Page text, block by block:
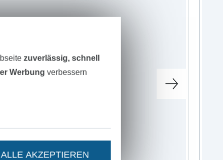
zuverlässig, schnell
Werbung verbessern
ALLE AKZEPTIEREN